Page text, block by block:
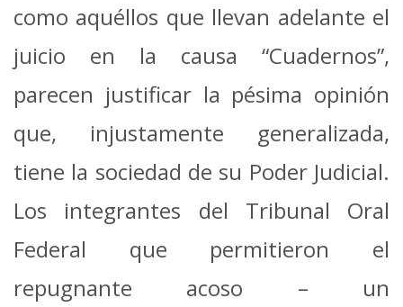
como aquéllos que llevan adelante el
juicio en la causa “Cuadernos”,
parecen justificar la pésima opinión
que, injustamente generalizada,
tiene la sociedad de su Poder Judicial.
Los integrantes del Tribunal Oral
Federal que permitieron el
repugnante acoso – un